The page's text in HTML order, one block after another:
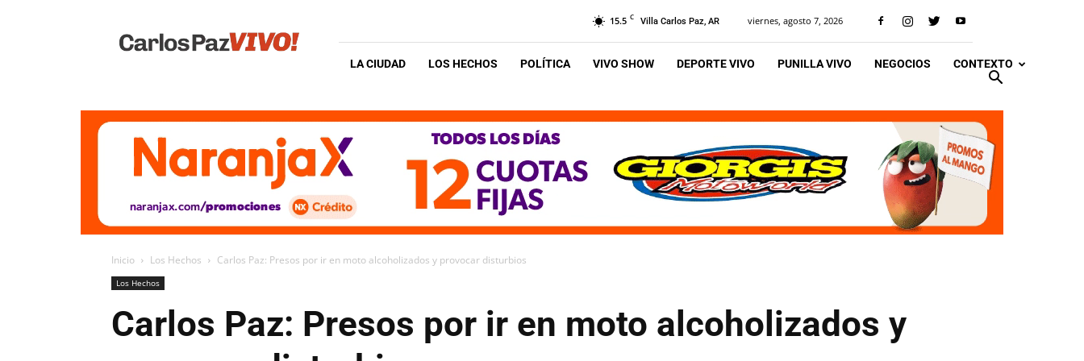
Vivo
15.5 C Villa Carlos Paz, AR viernes, agosto 7, 2026
LA CIUDAD LOS HECHOS POLÍTICA VIVO SHOW DEPORTE VIVO PUNILLA VIVO NEGOCIOS CONTEXTO
Inicio Los Hechos Carlos Paz: Presos por ir en moto alcoholizados y provocar disturbios
Los Hechos
Carlos Paz: Presos por ir en moto alcoholizados y